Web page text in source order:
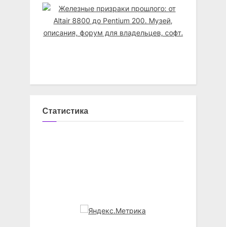
Статистика